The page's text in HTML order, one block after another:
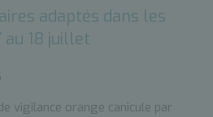
adaptés dans les
18 juillet
vigilance orange canicule par